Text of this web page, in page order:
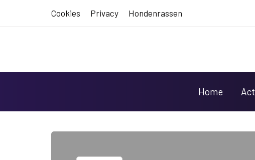
Cookies Privacy Hondenrassen
Home